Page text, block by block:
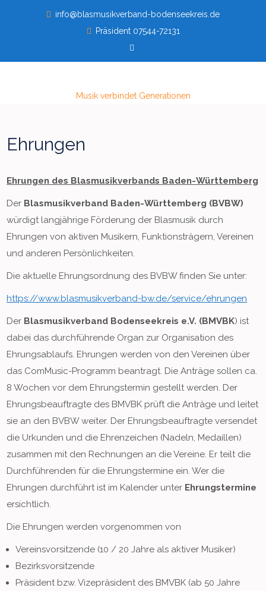
info@blasmusikverband-bodenseekreis.de
Präsident 07544-72131
Musik verbindet Generationen
Ehrungen
Ehrungen des Blasmusikverbands Baden-Württemberg
Der Blasmusikverband Baden-Württemberg (BVBW)
würdigt langjährige Förderung der Blasmusik durch
Ehrungen von aktiven Musikern, Funktionsträgern, Vereinen
und anderen Persönlichkeiten.
Die aktuelle Ehrungsordnung des BVBW finden Sie unter:
https://www.blasmusikverband-bw.de/service/ehrungen
Der Blasmusikverband Bodenseekreis e.V. (BMVBK) ist
dabei das durchführende Organ zur Organisation des
Ehrungsablaufs. Ehrungen werden von den Vereinen über
das ComMusic-Programm beantragt. Die Anträge sollen ca.
8 Wochen vor dem Ehrungstermin gestellt werden. Der
Ehrungsbeauftragte des BMVBK prüft die Anträge und leitet
sie an den BVBW weiter. Der Ehrungsbeauftragte versendet
die Urkunden und die Ehrenzeichen (Nadeln, Medaillen)
zusammen mit den Rechnungen an die Vereine. Er teilt die
Durchführenden für die Ehrungstermine ein. Wer die
Ehrungen durchführt ist im Kalender unter Ehrungstermine
ersichtlich.
Die Ehrungen werden vorgenommen von
Vereinsvorsitzende (10 / 20 Jahre als aktiver Musiker)
Bezirksvorsitzende
Präsident bzw. Vizepräsident des BMVBK (ab 50 Jahre